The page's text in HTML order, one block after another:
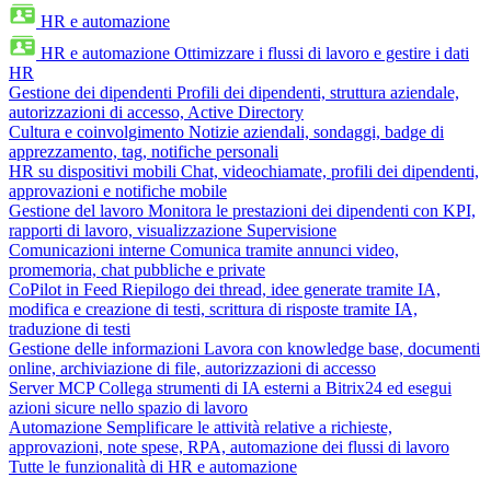
HR e automazione
HR e automazione Ottimizzare i flussi di lavoro e gestire i dati
HR
Gestione dei dipendenti Profili dei dipendenti, struttura aziendale,
autorizzazioni di accesso, Active Directory
Cultura e coinvolgimento Notizie aziendali, sondaggi, badge di
apprezzamento, tag, notifiche personali
HR su dispositivi mobili Chat, videochiamate, profili dei dipendenti,
approvazioni e notifiche mobile
Gestione del lavoro Monitora le prestazioni dei dipendenti con KPI,
rapporti di lavoro, visualizzazione Supervisione
Comunicazioni interne Comunica tramite annunci video,
promemoria, chat pubbliche e private
CoPilot in Feed Riepilogo dei thread, idee generate tramite IA,
modifica e creazione di testi, scrittura di risposte tramite IA,
traduzione di testi
Gestione delle informazioni Lavora con knowledge base, documenti
online, archiviazione di file, autorizzazioni di accesso
Server MCP Collega strumenti di IA esterni a Bitrix24 ed esegui
azioni sicure nello spazio di lavoro
Automazione Semplificare le attività relative a richieste,
approvazioni, note spese, RPA, automazione dei flussi di lavoro
Tutte le funzionalità di HR e automazione